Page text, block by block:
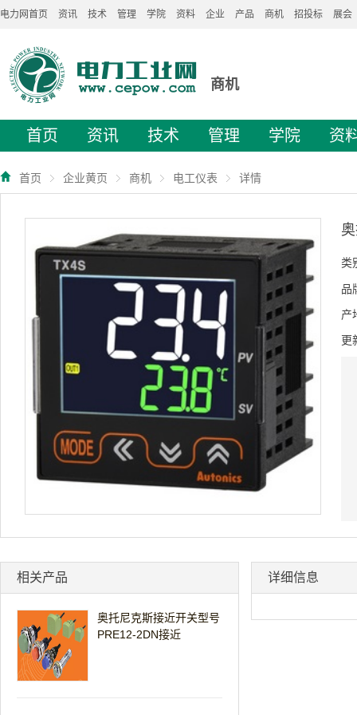
电力网首页 资讯 技术 管理 学院 资料 企业 产品 商机 招投标 展会
商机
首页 资讯 技术 管理 学院 资
首页 企业黄页 商机 电工仪表 详情
类
品
产
更
相关产品
奥托尼克斯接近开关型号
PRE12-2DN接近
详细信息